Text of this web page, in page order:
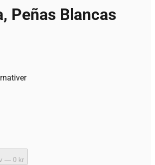
Peñas Blancas
— 0 kr